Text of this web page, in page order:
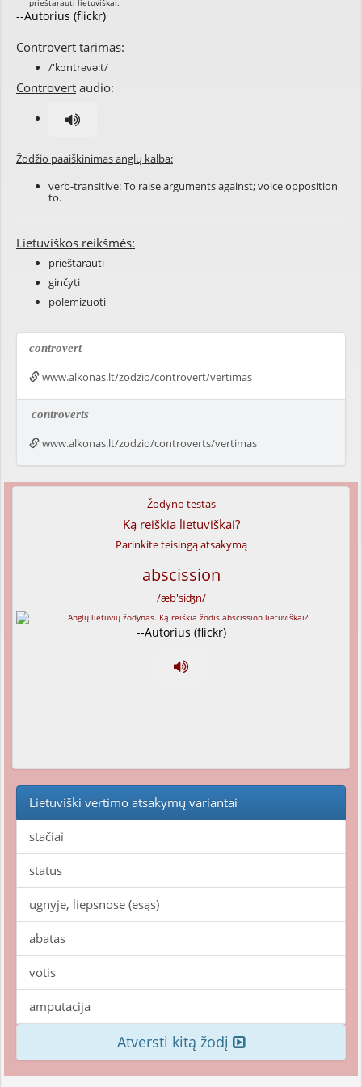
--Autorius (flickr)
Controvert tarimas:
/'kɔntrəvə:t/
Controvert audio:
Žodžio paaiškinimas anglų kalba:
verb-transitive: To raise arguments against; voice opposition
to.
Lietuviškos reikšmės:
prieštarauti
ginčyti
polemizuoti
controvert
www.alkonas.lt/zodzio/controvert/vertimas
controverts
www.alkonas.lt/zodzio/controverts/vertimas
Žodyno testas
Ką reiškia lietuviškai?
Parinkite teisingą atsakymą
abscission
/æb'siʤn/
--Autorius (flickr)
Lietuviški vertimo atsakymų variantai
stačiai
status
ugnyje, liepsnose (esąs)
abatas
votis
amputacija
Atversti kitą žodį